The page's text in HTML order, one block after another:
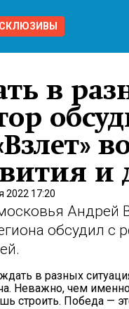
в
и
2022 17:20
Андрей
обсудил
в разных
Неважно, чем
строить. Победа —